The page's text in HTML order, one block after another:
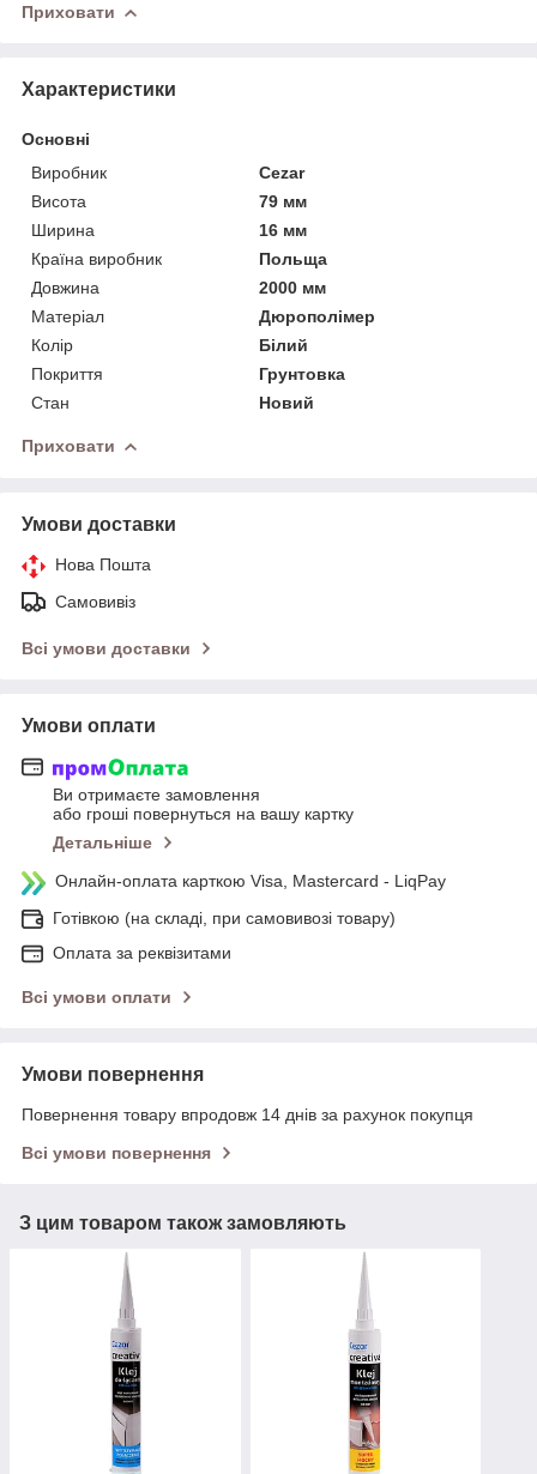
Приховати
Характеристики
Основні
Виробник
Cezar
Висота
79 мм
Ширина
16 мм
Країна виробник
Польща
Довжина
2000 мм
Матеріал
Дюрополімер
Колір
Білий
Покриття
Грунтовка
Стан
Новий
Приховати
Умови доставки
Нова Пошта
Самовивіз
Всі умови доставки
Умови оплати
Ви отримаєте замовлення
або гроші повернуться на вашу картку
Детальніше
Онлайн-оплата карткою Visa, Mastercard - LiqPay
Готівкою (на складі, при самовивозі товару)
Оплата за реквізитами
Всі умови оплати
Умови повернення
Повернення товару впродовж 14 днів за рахунок покупця
Всі умови повернення
З цим товаром також замовляють